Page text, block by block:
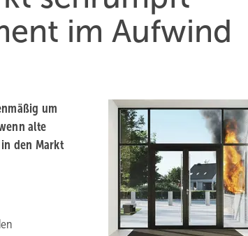
im Aufwind
um
alte
den Markt